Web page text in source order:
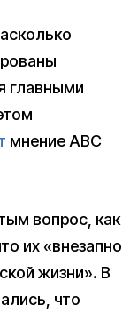
главными
мнение ABC
вопрос, как
их «внезапно
жизни». В
что